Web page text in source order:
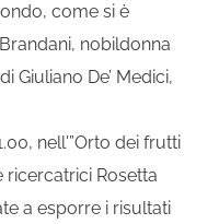
come si è
nobildonna
Giuliano De’ Medici,
nell'”Orto dei frutti
ricercatrici Rosetta
a esporre i risultati